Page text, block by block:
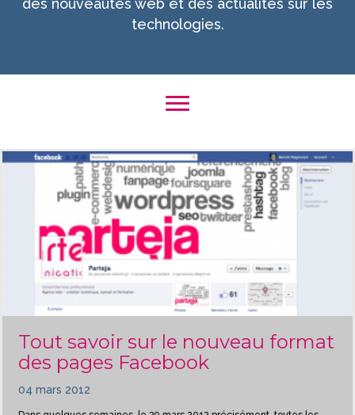
des nouveautés web et des actualités sur les
technologies.
Tout savoir sur le nouveau format
des pages Facebook
04 mars 2012